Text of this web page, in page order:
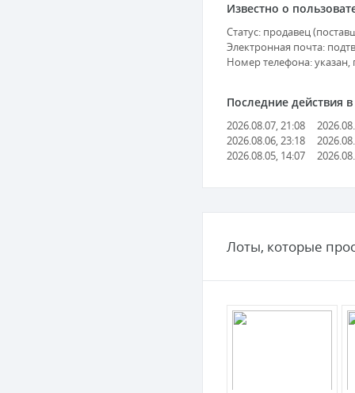
Известно о
Статус: продавец
Электронная почта:
Номер телефона: указан,
Последние действия
2026.08.07, 21:08
2026.08.06, 23:18
2026.08.05, 14:07
Лоты, которые